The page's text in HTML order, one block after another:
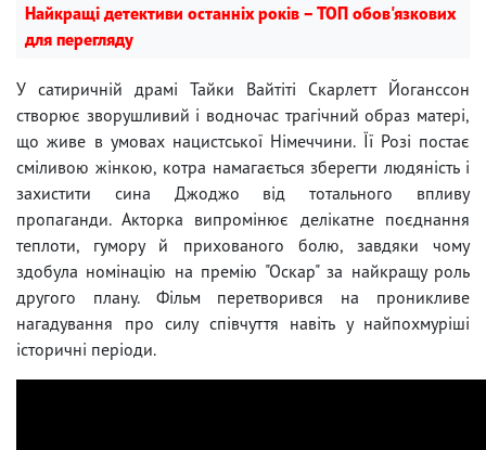
Найкращі детективи останніх років – ТОП обов'язкових
для перегляду
У сатиричній драмі Тайки Вайтіті Скарлетт Йоганссон
створює зворушливий і водночас трагічний образ матері,
що живе в умовах нацистської Німеччини. Її Розі постає
сміливою жінкою, котра намагається зберегти людяність і
захистити сина Джоджо від тотального впливу
пропаганди. Акторка випромінює делікатне поєднання
теплоти, гумору й прихованого болю, завдяки чому
здобула номінацію на премію "Оскар" за найкращу роль
другого плану. Фільм перетворився на проникливе
нагадування про силу співчуття навіть у найпохмуріші
історичні періоди.